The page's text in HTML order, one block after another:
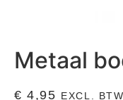
Metaal
€ 4,95 EXCL.